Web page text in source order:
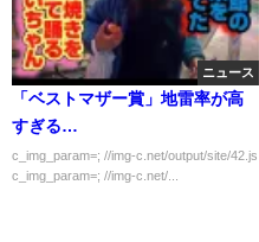
ニュース
「ベストマザー賞」地雷率が高
すぎる…
c_img_param=; //img-c.net/output/site/42.js
c_img_param=; //img-c.net/...